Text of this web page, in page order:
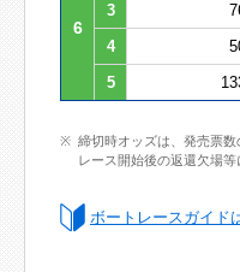
6
3
4
5
締切時オッズは、発売票
レース開始後の返還欠場等
ボートレースガイド